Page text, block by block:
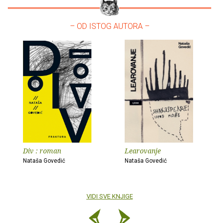
– OD ISTOG AUTORA –
Div : roman
Nataša Govedić
Learovanje
Nataša Govedić
VIDI SVE KNJIGE